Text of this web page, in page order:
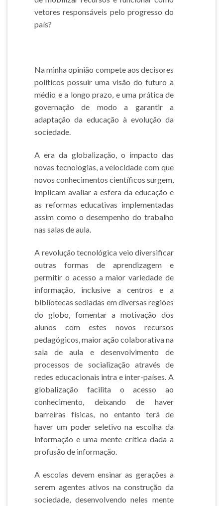
vetores responsáveis pelo progresso do
país?
Na minha opinião compete aos decisores
políticos possuir uma visão do futuro a
médio e a longo prazo, e uma prática de
governação de modo a garantir a
adaptação da educação à evolução da
sociedade.
A era da globalização, o impacto das
novas tecnologias, a velocidade com que
novos conhecimentos científicos surgem,
implicam avaliar a esfera da educação e
as reformas educativas implementadas
assim como o desempenho do trabalho
nas salas de aula.
A revolução tecnológica veio diversificar
outras formas de aprendizagem e
permitir o acesso a maior variedade de
informação, inclusive a centros e a
bibliotecas sediadas em diversas regiões
do globo, fomentar a motivação dos
alunos com estes novos recursos
pedagógicos, maior ação colaborativa na
sala de aula e desenvolvimento de
processos de socialização através de
redes educacionais intra e inter-países. A
globalização facilita o acesso ao
conhecimento, deixando de haver
barreiras físicas, no entanto terá de
haver um poder seletivo na escolha da
informação e uma mente crítica dada a
profusão de informação.
A escolas devem ensinar as gerações a
serem agentes ativos na construção da
sociedade, desenvolvendo neles mente